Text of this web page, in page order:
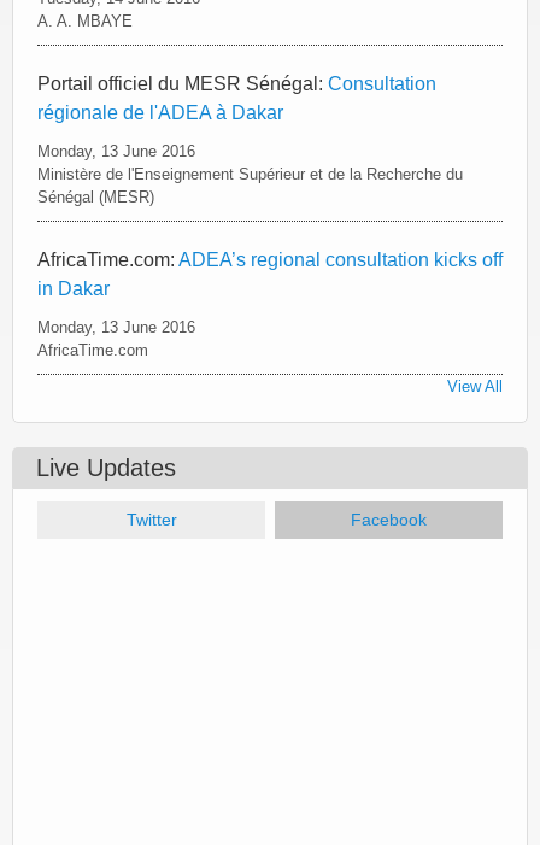
A. A. MBAYE
Portail officiel du MESR Sénégal: Consultation
régionale de l'ADEA à Dakar
Monday, 13 June 2016
Ministère de l'Enseignement Supérieur et de la Recherche du
Sénégal (MESR)
AfricaTime.com: ADEA’s regional consultation kicks off
in Dakar
Monday, 13 June 2016
AfricaTime.com
View All
Live Updates
Twitter Facebook(active tab)